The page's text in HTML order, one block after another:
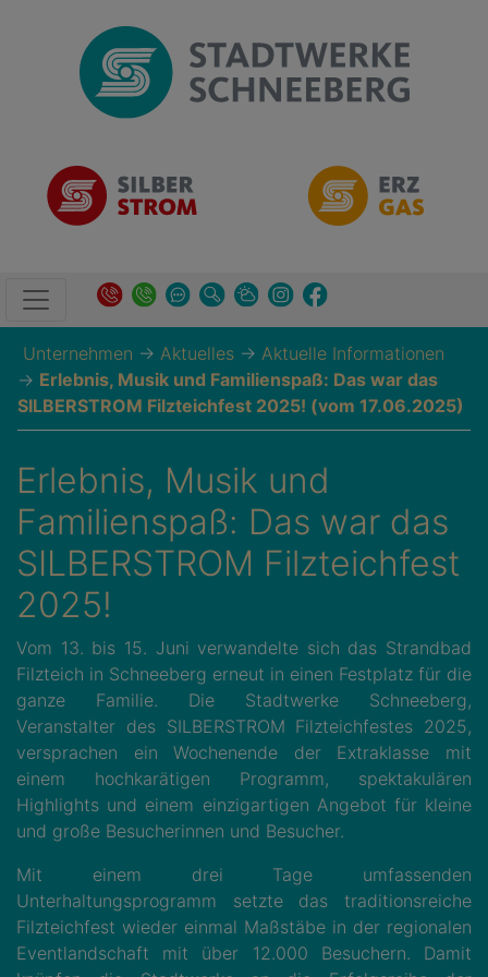
Unternehmen → Aktuelles → Aktuelle Informationen
→ Erlebnis, Musik und Familienspaß: Das war das
SILBERSTROM Filzteichfest 2025! (vom 17.06.2025)
Erlebnis, Musik und
Familienspaß: Das war das
SILBERSTROM Filzteichfest
2025!
Vom 13. bis 15. Juni verwandelte sich das Strandbad
Filzteich in Schneeberg erneut in einen Festplatz für die
ganze Familie. Die Stadtwerke Schneeberg,
Veranstalter des SILBERSTROM Filzteichfestes 2025,
versprachen ein Wochenende der Extraklasse mit
einem hochkarätigen Programm, spektakulären
Highlights und einem einzigartigen Angebot für kleine
und große Besucherinnen und Besucher.
Mit einem drei Tage umfassenden
Unterhaltungsprogramm setzte das traditionsreiche
Filzteichfest wieder einmal Maßstäbe in der regionalen
Eventlandschaft mit über 12.000 Besuchern. Damit